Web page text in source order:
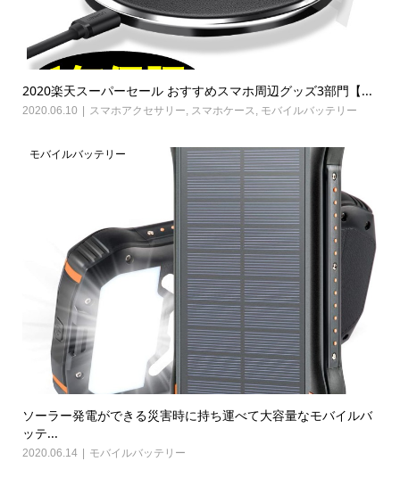
2020楽天スーパーセール おすすめスマホ周辺グッズ3部門【...
2020.06.10 スマホアクセサリー, スマホケース, モバイルバッテリー
モバイルバッテリー
ソーラー発電ができる災害時に持ち運べて大容量なモバイルバ
ッテ...
2020.06.14 モバイルバッテリー